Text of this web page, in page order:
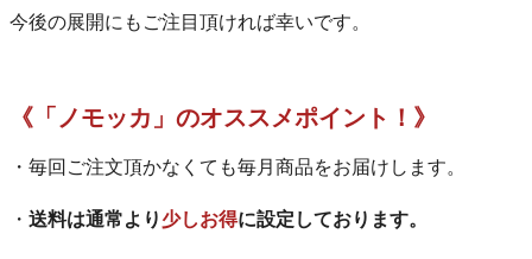
今後の展開にもご注目頂ければ幸いです。
《「ノモッカ」のオススメポイント！》
・毎回ご注文頂かなくても毎月商品をお届けします。
・ 送料は通常より 少しお得に設定しております。